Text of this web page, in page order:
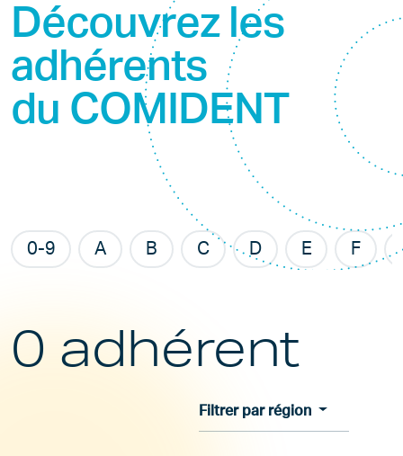
Découvrez les
adhérents
du COMIDENT
0-9 A B C D E F
0 adhérent
Filtrer par région